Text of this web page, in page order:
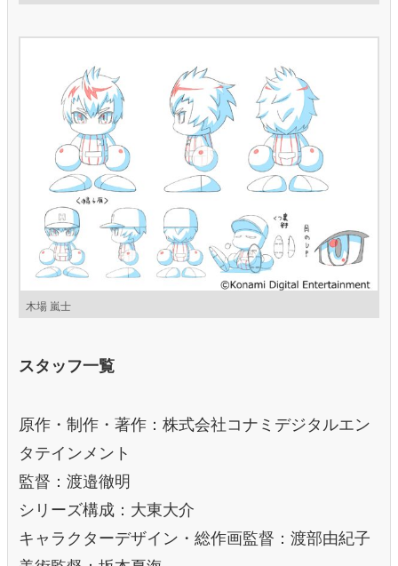
木場 嵐士
スタッフ一覧
原作・制作・著作：株式会社コナミデジタルエン
タテインメント
監督：渡邉徹明
シリーズ構成：大東大介
キャラクターデザイン・総作画監督：渡部由紀子